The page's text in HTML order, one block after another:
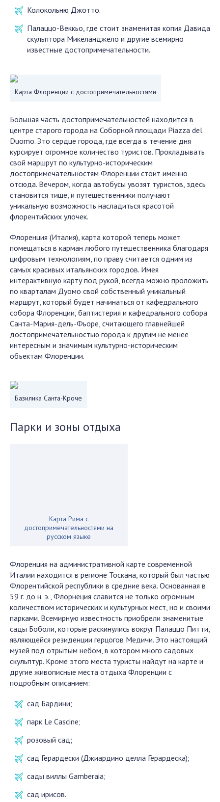
Колокольню Джотто.
Палаццо-Веккьо, где стоит знаменитая копия Давида
скульптора Микеланджело и другие всемирно
известные достопримечательности.
Карта Флоренции с достопримечательностями
Большая часть достопримечательностей находится в
центре старого города на Соборной площади Piazza del
Duomo. Это сердце города, где всегда в течение дня
курсирует огромное количество туристов. Прокладывать
свой маршрут по культурно-историческим
достопримечательностям Флоренции стоит именно
отсюда. Вечером, когда автобусы увозят туристов, здесь
становится тише, и путешественники получают
уникальную возможность насладиться красотой
флорентийских улочек.
Флоренция (Италия), карта которой теперь может
помещаться в карман любого путешественника благодаря
цифровым технологиям, по праву считается одним из
самых красивых итальянских городов. Имея
интерактивную карту под рукой, всегда можно проложить
по кварталам Дуомо свой собственный уникальный
маршрут, который будет начинаться от кафедрального
собора Флоренции, баптистерия и кафедрального собора
Санта-Мария-дель-Фьоре, считающего главнейшей
достопримечательностью города к другим не менее
интересным и значимым культурно-историческим
объектам Флоренции.
Базилика Санта-Кроче
Парки и зоны отдыха
Карта Рима с
достопримечательностями на
русском языке
Флоренция на административной карте современной
Италии находится в регионе Тоскана, который был частью
Флорентийской республики в средние века. Основанная в
59 г. до н. э., Флорнеция славится не только огромным
количеством исторических и культурных мест, но и своими
парками. Всемирную известность приобрели знаменитые
сады Боболи, которые раскинулись вокруг Палаццо Питти,
являющейся резиденции герцогов Медичи. Это настоящий
музей под отрытым небом, в котором много садовых
скульптур. Кроме этого места туристы найдут на карте и
другие живописные места отдыха Флоренции с
подробным описанием:
сад Бардини;
парк Le Cascine;
розовый сад;
сад Герардески (Джиардино делла Герардеска);
сады виллы Gamberaia;
сад ирисов.